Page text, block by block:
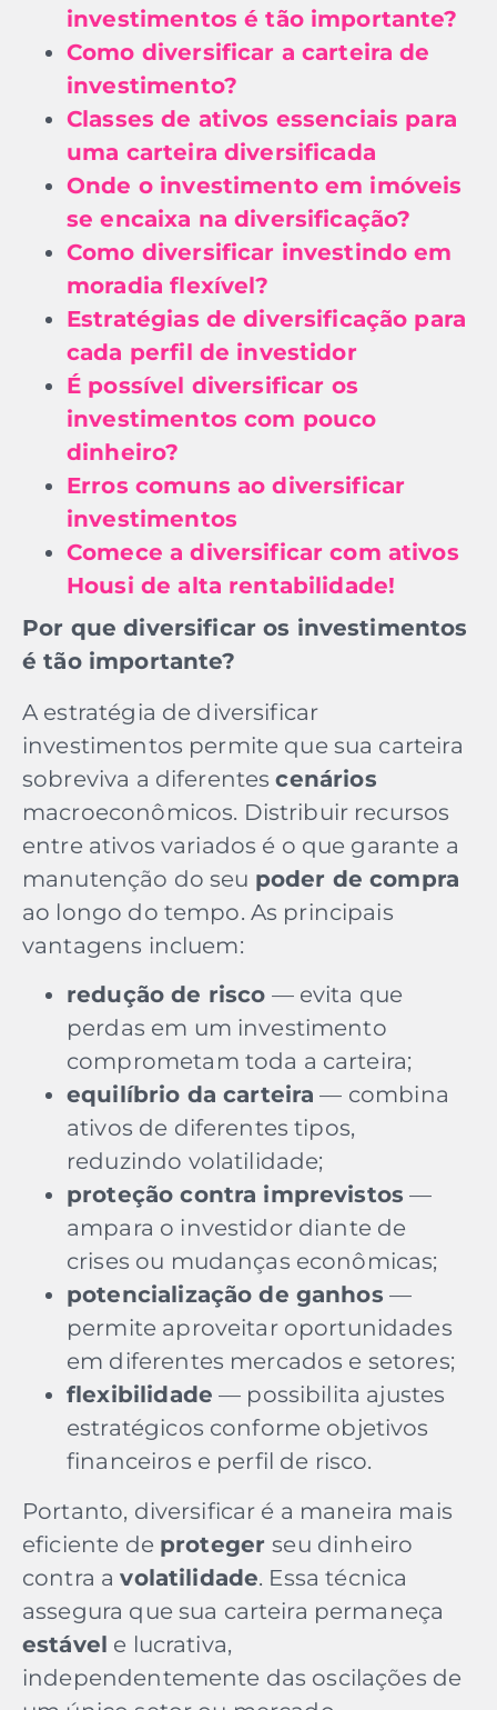
investimentos é tão importante?
Como diversificar a carteira de
investimento?
Classes de ativos essenciais para
uma carteira diversificada
Onde o investimento em imóveis
se encaixa na diversificação?
Como diversificar investindo em
moradia flexível?
Estratégias de diversificação para
cada perfil de investidor
É possível diversificar os
investimentos com pouco
dinheiro?
Erros comuns ao diversificar
investimentos
Comece a diversificar com ativos
Housi de alta rentabilidade!
Por que diversificar os investimentos
é tão importante?
A estratégia de diversificar
investimentos permite que sua carteira
sobreviva a diferentescenários
macroeconômicos. Distribuir recursos
entre ativos variados é o que garante a
manutenção do seu poder de compra
ao longo do tempo. As principais
vantagens incluem:
redução de risco — evita que
perdas em um investimento
comprometam toda a carteira;
equilíbrio da carteira — combina
ativos de diferentes tipos,
reduzindo volatilidade;
proteção contra imprevistos —
ampara o investidor diante de
crises ou mudanças econômicas;
potencialização de ganhos —
permite aproveitar oportunidades
em diferentes mercados e setores;
flexibilidade — possibilita ajustes
estratégicos conforme objetivos
financeiros e perfil de risco.
Portanto, diversificar é a maneira mais
eficiente de protegerseu dinheiro
contra avolatilidade. Essa técnica
assegura que sua carteira permaneça
estável e lucrativa,
independentemente das oscilações de